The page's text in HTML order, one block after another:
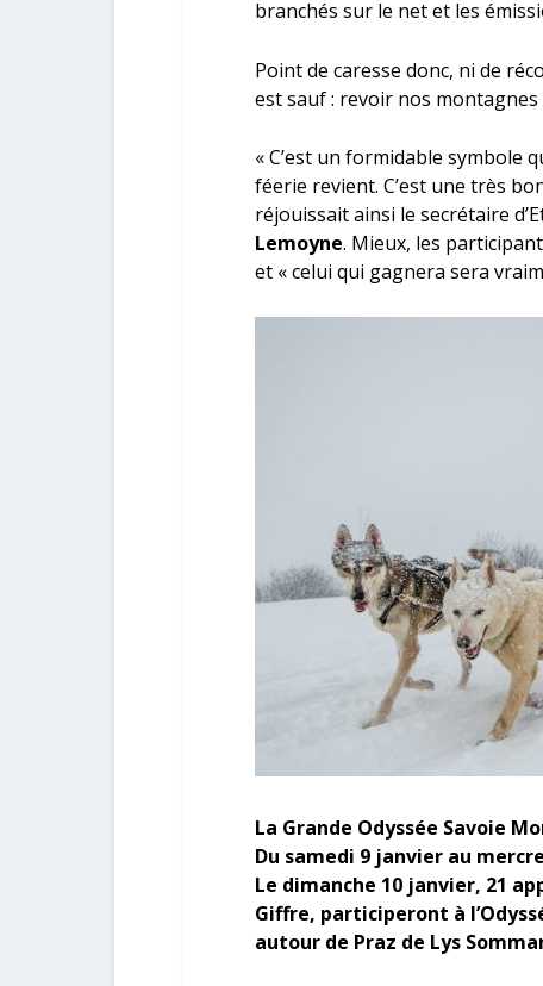
branchés sur le net et les
Point de caresse donc, ni de
est sauf : revoir nos
« C’est un formidable symbole
féerie revient. C’est une très
réjouissait ainsi le secrétaire
Lemoyne. Mieux, les
et « celui qui gagnera sera
La Grande Odyssée Savoie
Du samedi 9 janvier au
Le dimanche 10 janvier, 21
Giffre, participeront à
autour de Praz de Lys